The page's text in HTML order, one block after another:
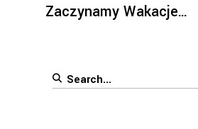
Zaczynamy Wakacje…
Search